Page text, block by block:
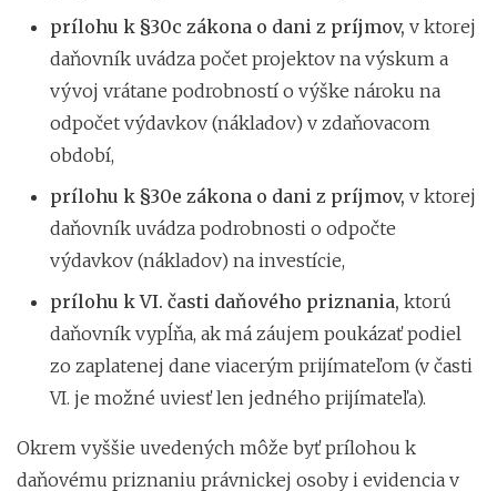
prílohu k §30c zákona o dani z príjmov, v ktorej
daňovník uvádza počet projektov na výskum a
vývoj vrátane podrobností o výške nároku na
odpočet výdavkov (nákladov) v zdaňovacom
období,
prílohu k §30e zákona o dani z príjmov, v ktorej
daňovník uvádza podrobnosti o odpočte
výdavkov (nákladov) na investície,
prílohu k VI. časti daňového priznania, ktorú
daňovník vypĺňa, ak má záujem poukázať podiel
zo zaplatenej dane viacerým prijímateľom (v časti
VI. je možné uviesť len jedného prijímateľa).
Okrem vyššie uvedených môže byť prílohou k
daňovému priznaniu právnickej osoby i evidencia v